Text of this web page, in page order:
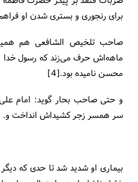
برای رنجوری و بستری شدن او فراهم
ماهه‌اش حرف می‌زند كه رسول خدا
محسن نامیده بود.[4]
و حتی صاحب بحار گوید: امام علی
سر همسر زجر كشیداش انداخت و.
بیماری او شدید شد تا حدی كه